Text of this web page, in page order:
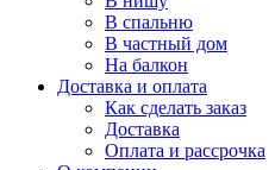
В спальню
В частный дом
На балкон
Доставка и оплата
Как сделать заказ
Доставка
Оплата и рассрочка